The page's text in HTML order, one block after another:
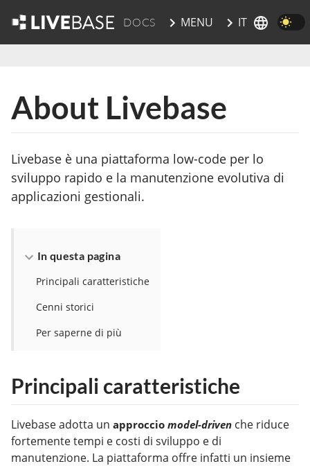
DOCS MENU IT
About Livebase
Livebase è una piattaforma low-code per lo
sviluppo rapido e la manutenzione evolutiva di
applicazioni gestionali.
Principali caratteristiche
Livebase adotta un approccio model-driven che riduce
fortemente tempi e costi di sviluppo e di
manutenzione. La piattaforma offre infatti un insieme
In questa pagina
Principali caratteristiche
Cenni storici
Per saperne di più